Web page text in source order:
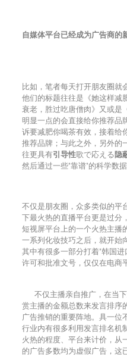
自媒体平台已经成为广告商的
比如，笔者每天打开朋友圈就
他们的标题往往是《她这样减
衰老，胜过吃唐僧肉》又或是
明显一点的会直接给你推荐品
诉要减肥你喝茶有效，接着给
推荐品牌；与此之外，另外的
往更具有引导性歌で応える隐
然后通过一些"靠谱"的科学数
不仅是朋友圈，众多类似的平
下最火热的直播平台更是过分
短视屏平台上的一个火热主播
一系列化妆技巧之后，就开始
其中有很多一部分打着"韩国进
许可和批准文号，仅仅在电商
不仅主播亲自推广，在当下
赏主播的金额总数来发言排序
广告推销的重要阵地。具一位
行业内有很多利用发言排名机
火热的程度、平台来计价，从
的广告多数均为虚假广告，这